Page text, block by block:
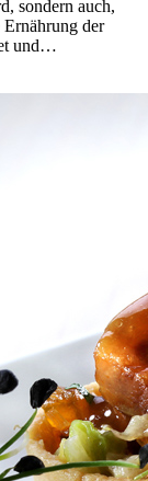
sondern auch,
der
und…